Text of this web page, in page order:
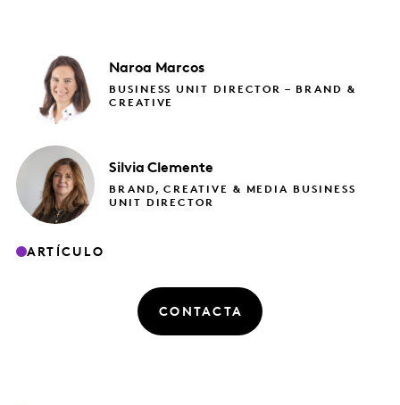
Naroa Marcos
BUSINESS UNIT DIRECTOR – BRAND &
CREATIVE
Silvia Clemente
BRAND, CREATIVE & MEDIA BUSINESS
UNIT DIRECTOR
ARTÍCULO
CONTACTA